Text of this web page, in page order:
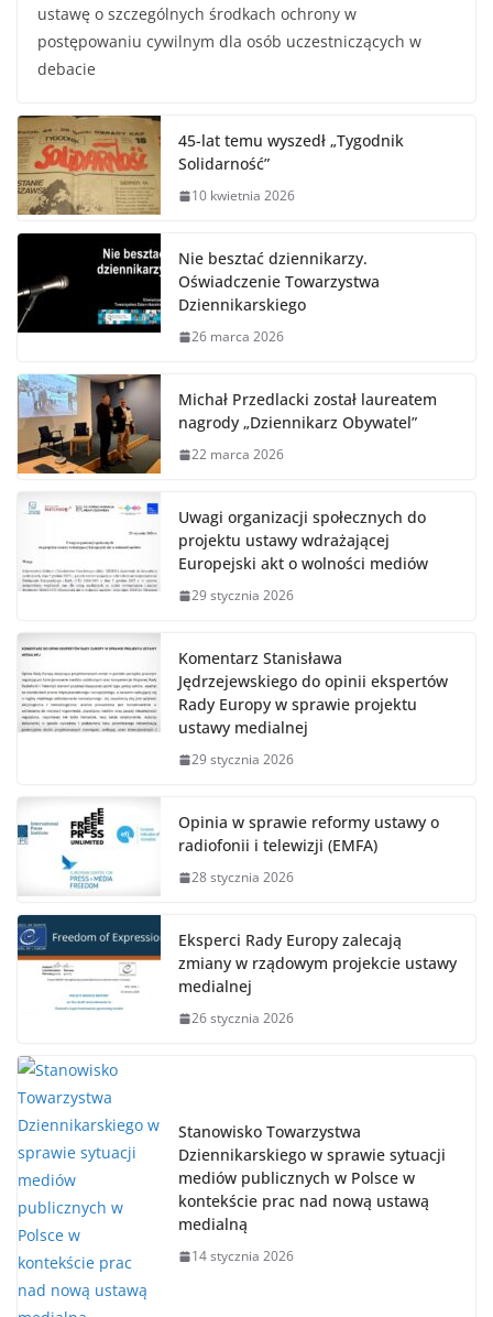
ustawę o szczególnych środkach ochrony w
postępowaniu cywilnym dla osób uczestniczących w
debacie
45-lat temu wyszedł „Tygodnik
Solidarność”
10 kwietnia 2026
Nie besztać dziennikarzy.
Oświadczenie Towarzystwa
Dziennikarskiego
26 marca 2026
Michał Przedlacki został laureatem
nagrody „Dziennikarz Obywatel”
22 marca 2026
Uwagi organizacji społecznych do
projektu ustawy wdrażającej
Europejski akt o wolności mediów
29 stycznia 2026
Komentarz Stanisława
Jędrzejewskiego do opinii ekspertów
Rady Europy w sprawie projektu
ustawy medialnej
29 stycznia 2026
Opinia w sprawie reformy ustawy o
radiofonii i telewizji (EMFA)
28 stycznia 2026
Eksperci Rady Europy zalecają
zmiany w rządowym projekcie ustawy
medialnej
26 stycznia 2026
Stanowisko Towarzystwa
Dziennikarskiego w sprawie sytuacji
mediów publicznych w Polsce w
kontekście prac nad nową ustawą
medialną
14 stycznia 2026